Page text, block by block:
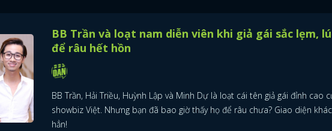
BB Trần và loạt nam diễn viên khi giả gái sắc lẹm,
để râu hết hồn
BB Trần, Hải Triều, Huỳnh Lập và Minh Dự là loạt cái tên giả gái đỉnh cao
showbiz Việt. Nhưng bạn đã bao giờ thấy họ để râu chưa? Giao diện
hẳn!